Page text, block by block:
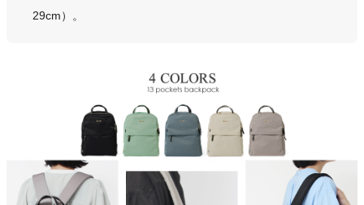
29cm）。